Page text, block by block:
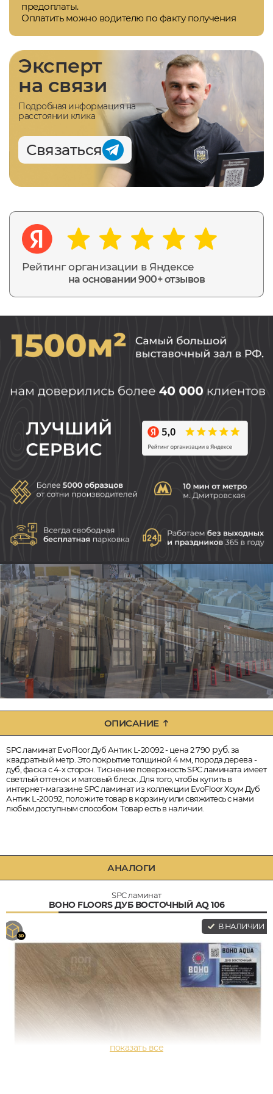
предоплаты.
Оплатить можно водителю по факту получения
Рейтинг организации в Яндексе
на основании 900+ отзывов
Эксперт
на связи
Подробная информация на
расстоянии клика
Связаться
ОПИСАНИЕ
SPC ламинат EvoFloor Дуб Антик L-20092 - цена 2 790 руб.за
квадратный метр. Это покрытие толщиной 4 мм, порода дерева -
дуб, фаска с 4-х сторон. Тиснение поверхность SPC ламината имеет
светлый оттенок и матовый блеск. Для того, чтобы купить в
интернет-магазине SPC ламинат из коллекции EvoFloor Хоум Дуб
Антик L-20092, положите товар в корзину или свяжитесь с нами
любым доступным способом. Товар есть в наличии.
АНАЛОГИ
SPC ламинат
BOHO FLOORS ДУБ ВОСТОЧНЫЙ AQ 106
В НАЛИЧИИ